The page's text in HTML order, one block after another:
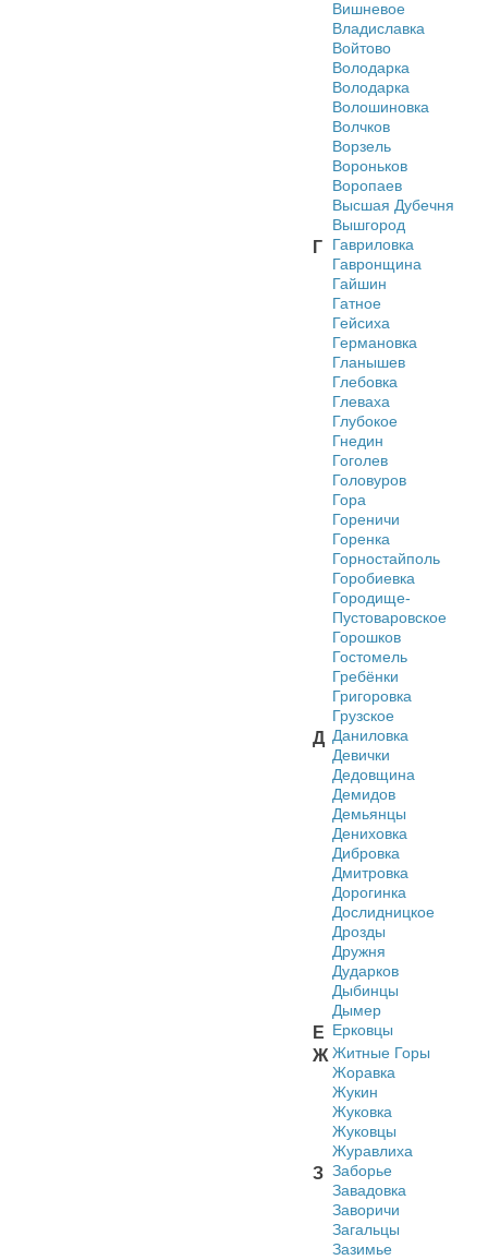
Вишневое
Владиславка
Войтово
Володарка
Володарка
Волошиновка
Волчков
Ворзель
Вороньков
Воропаев
Высшая Дубечня
Вышгород
Г
Гавриловка
Гавронщина
Гайшин
Гатное
Гейсиха
Германовка
Гланышев
Глебовка
Глеваха
Глубокое
Гнедин
Гоголев
Головуров
Гора
Гореничи
Горенка
Горностайполь
Горобиевка
Городище-
Пустоваровское
Горошков
Гостомель
Гребёнки
Григоровка
Грузское
Д Даниловка
Девички
Дедовщина
Демидов
Демьянцы
Дениховка
Дибровка
Дмитровка
Дорогинка
Дослидницкое
Дрозды
Дружня
Дударков
Дыбинцы
Дымер
Е Ерковцы
Ж Житные Горы
Жоравка
Жукин
Жуковка
Жуковцы
Журавлиха
З Заборье
Завадовка
Заворичи
Загальцы
Зазимье